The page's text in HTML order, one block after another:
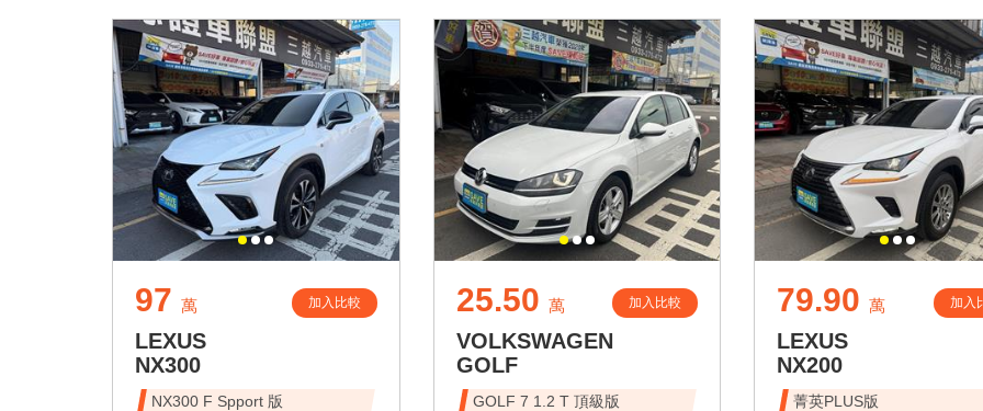
97 萬 加入比較
LEXUS
NX300
NX300 F Spport 版
25.50 萬 加入比較
VOLKSWAGEN
GOLF
GOLF 7 1.2 T 頂級版
79.90 萬 加入
LEXUS
NX200
菁英PLUS版